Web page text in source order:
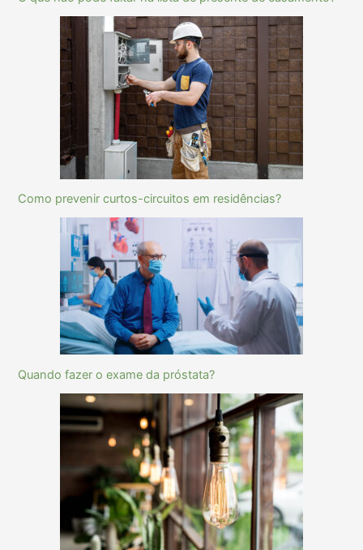
Como prevenir curtos-circuitos em residências?
Quando fazer o exame da próstata?